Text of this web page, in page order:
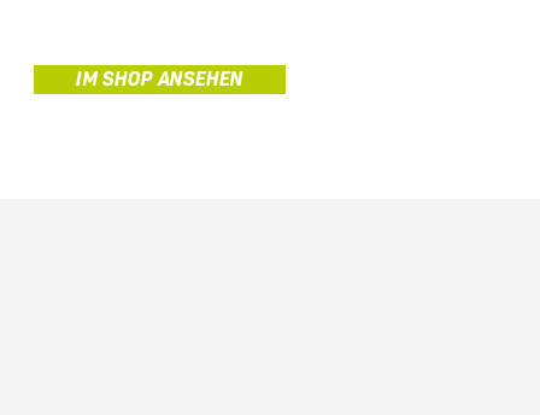
IM SHOP ANSEHEN